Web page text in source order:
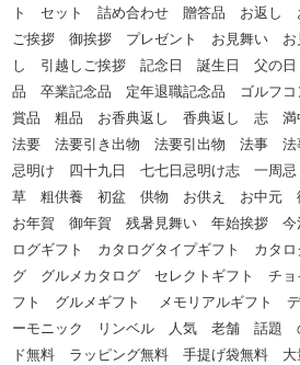
ト セット 詰め合わせ 贈答品 お返し
ご挨拶 御挨拶 プレゼント お見舞い
し 引越しご挨拶 記念日 誕生日 父の
品 卒業記念品 定年退職記念品 ゴルフ
賞品 粗品 お香典返し 香典返し 志
法要 法要引き出物 法要引出物 法事 法
忌明け 四十九日 七七日忌明け志 一周
草 粗供養 初盆 供物 お供え お中元
お年賀 御年賀 残暑見舞い 年始挨拶 今
ログギフト カタログタイプギフト カタ
グ グルメカタログ セレクトギフト チョ
フト グルメギフト メモリアルギフト
ーモニック リンベル 人気 老舗 話題
ド無料 ラッピング無料 手提げ袋無料